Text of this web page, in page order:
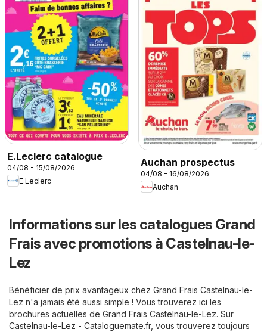
E.Leclerc catalogue
04/08 - 15/08/2026
E.Leclerc
Auchan prospectus
04/08 - 16/08/2026
Auchan
Informations sur les catalogues Grand
Frais avec promotions à Castelnau-le-
Lez
Bénéficier de prix avantageux chez Grand Frais Castelnau-le-
Lez n'a jamais été aussi simple ! Vous trouverez ici les
brochures actuelles de Grand Frais Castelnau-le-Lez. Sur
Castelnau-le-Lez - Cataloguemate.fr, vous trouverez toujours